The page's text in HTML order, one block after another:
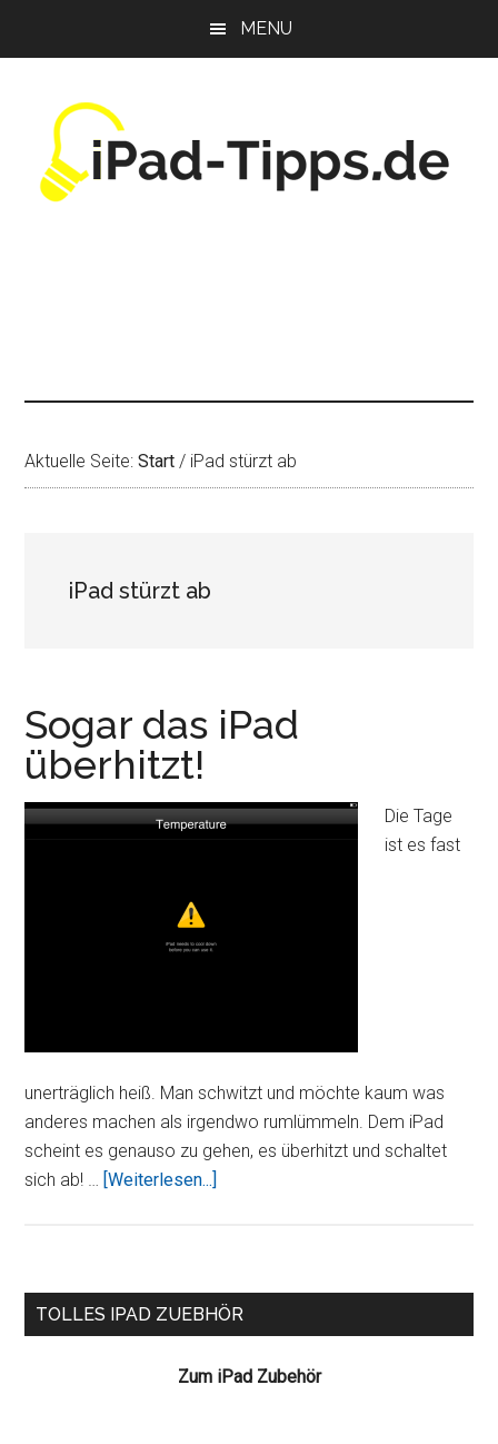
MENU
Aktuelle Seite:Start / iPad stürzt ab
iPad stürzt ab
Sogar das iPad
überhitzt!
Die Tage
ist es fast
unerträglich heiß. Man schwitzt und möchte kaum was
anderes machen als irgendwo rumlümmeln. Dem iPad
scheint es genauso zu gehen, es überhitzt und schaltet
sich ab! … [Weiterlesen...]
Seitenspalte
TOLLES IPAD ZUEBHÖR
Zum iPad Zubehör